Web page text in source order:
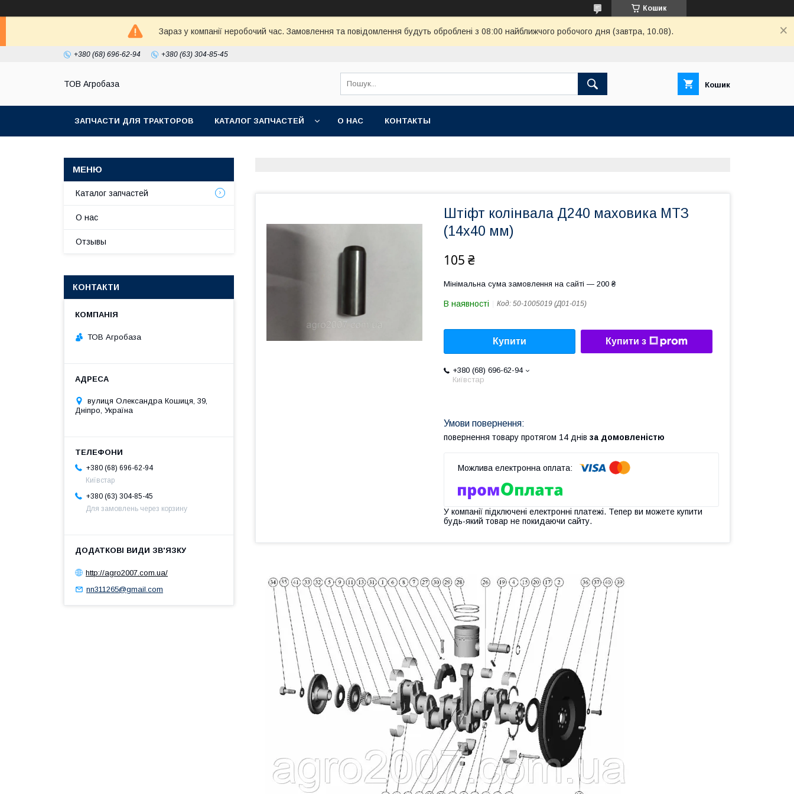
Кошик
Зараз у компанії неробочий час. Замовлення та повідомлення будуть оброблені з 08:00 найближчого робочого дня (завтра, 10.08).
+380 (68) 696-62-94 +380 (63) 304-85-45
ТОВ Агробаза Кошик
ЗАПЧАСТИ ДЛЯ ТРАКТОРОВ КАТАЛОГ ЗАПЧАСТЕЙ О НАС КОНТАКТЫ
Штіфт колінвала Д240 маховика МТЗ
(14х40 мм)
105 ₴
Мінімальна сума замовлення на сайті — 200 ₴
В наявності Код: 50-1005019 (Д01-015)
Купити Купити з
+380 (68) 696-62-94
Київстар
повернення товару протягом 14 днів за домовленістю
У компанії підключені електронні платежі. Тепер ви можете купити
будь-який товар не покидаючи сайту.
Каталог запчастей
О нас
Отзывы
КОНТАКТИ
ТОВ Агробаза
вулиця Олександра Кошиця, 39,
Дніпро, Україна
+380 (68) 696-62-94
Київстар
+380 (63) 304-85-45
Для замовлень через корзину
http://agro2007.com.ua/
nn311265@gmail.com